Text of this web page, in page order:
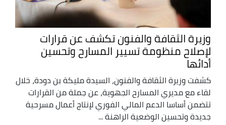
وزيرة الثقافة والفنون تكشف عن قرارات
لإصلاح منظومة تسيير المسارح وتحسين
أدائها
كشفت وزيرة الثقافة والفنون، السيدة مليكة بن دودة، خلال
لقاء مع مديري المسارح الجهوية، عن جملة من القرارات
تتضمن أساسا الدعم المالي الفوري لإنتاج أعمال مسرحية
جديدة وتحسين الوضعية الراهنة ...